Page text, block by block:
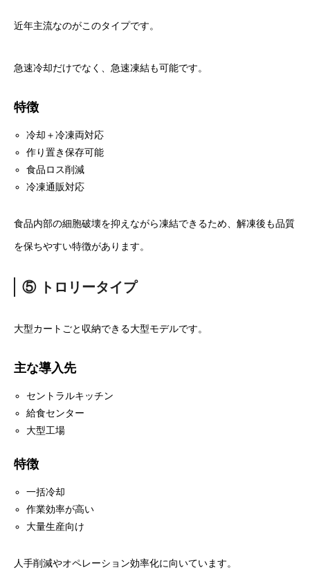
近年主流なのがこのタイプです。
急速冷却だけでなく、急速凍結も可能です。
特徴
冷却＋冷凍両対応
作り置き保存可能
食品ロス削減
冷凍通販対応
食品内部の細胞破壊を抑えながら凍結できるため、解凍後も品質
を保ちやすい特徴があります。
⑤ トロリータイプ
大型カートごと収納できる大型モデルです。
主な導入先
セントラルキッチン
給食センター
大型工場
特徴
一括冷却
作業効率が高い
大量生産向け
人手削減やオペレーション効率化に向いています。